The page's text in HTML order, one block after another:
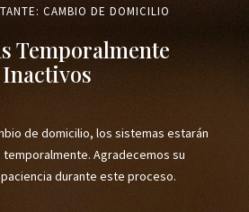
CAMBIO DE DOMICILIO
Temporalmente
Inactivos
de domicilio, los sistemas estarán
Agradecemos su
durante este proceso.